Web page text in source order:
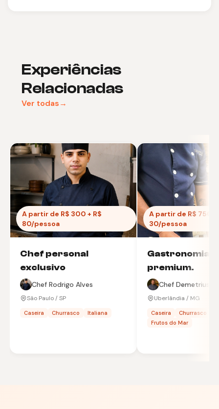
Experiências
Relacionadas
Ver todas→
A partir de R$ 300 + R$
80/pessoa
Chef personal
exclusivo
Chef Rodrigo Alves
São Paulo / SP
Caseira Churrasco Italiana
A partir de R$ 750 +
30/pessoa
Gastronomia
premium.
Chef Demetrius
Uberlândia / MG
Caseira
Churrasco
Frutos do Mar